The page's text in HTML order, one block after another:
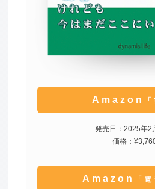
Amazon
発売日：2025年2
価格：
Amazon 「